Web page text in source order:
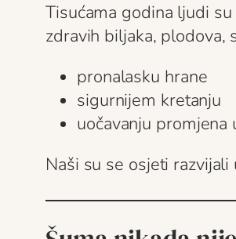
Tisućama godina ljudi
zdravih biljaka, plodova,
pronalasku hrane
sigurnijem kretanju
uočavanju promjena
Naši su se osjeti